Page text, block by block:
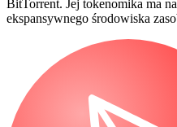
BitTorrent. Jej tokenomika ma
ekspansywnego środowiska